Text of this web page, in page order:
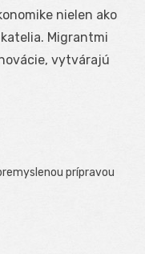
nielen ako
Migrantmi
vytvárajú
prípravou